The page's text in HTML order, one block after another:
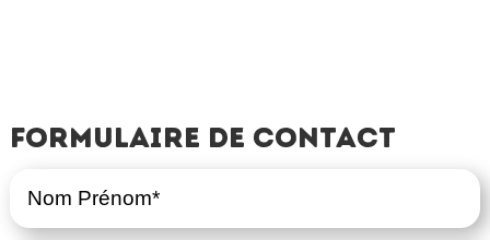
Formulaire de contact